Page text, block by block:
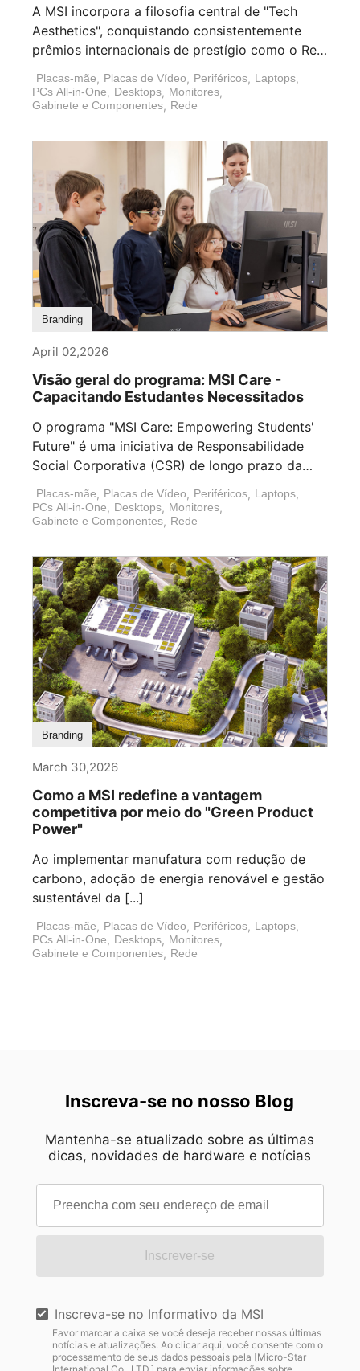
A MSI incorpora a filosofia central de "Tech
Aesthetics", conquistando consistentemente
prêmios internacionais de prestígio como o Red
Placas-mãe, Placas de Vídeo, Periféricos, Laptops,
PCs All-in-One, Desktops, Monitores,
Gabinete e Componentes, Rede
Branding
April 02,2026
Visão geral do programa: MSI Care -
Capacitando Estudantes Necessitados
O programa "MSI Care: Empowering Students'
Future" é uma iniciativa de Responsabilidade
Social Corporativa (CSR) de longo prazo da
Placas-mãe, Placas de Vídeo, Periféricos, Laptops,
PCs All-in-One, Desktops, Monitores,
Gabinete e Componentes, Rede
Branding
March 30,2026
Como a MSI redefine a vantagem
competitiva por meio do "Green Product
Power"
Ao implementar manufatura com redução de
carbono, adoção de energia renovável e gestão
sustentável da [...]
Placas-mãe, Placas de Vídeo, Periféricos, Laptops,
PCs All-in-One, Desktops, Monitores,
Gabinete e Componentes, Rede
Inscreva-se no nosso Blog
Mantenha-se atualizado sobre as últimas
dicas, novidades de hardware e notícias
Inscrever-se
Inscreva-se no Informativo da MSI
Favor marcar a caixa se você deseja receber nossas últimas
notícias e atualizações. Ao clicar aqui, você consente com o
processamento de seus dados pessoais pela [Micro-Star